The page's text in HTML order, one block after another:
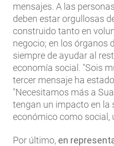
mensajes. A las
deben estar orgullosas
construido tanto en
negocio; en los órganos
siempre de ayudar al
economía social. "Sois
tercer mensaje ha
"Necesitamos más a
tengan un impacto en la
económico como social,
Por último, en